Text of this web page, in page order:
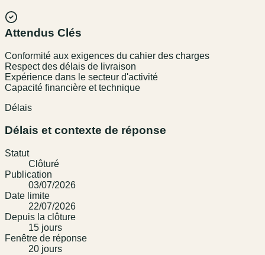
Attendus Clés
Conformité aux exigences du cahier des charges
Respect des délais de livraison
Expérience dans le secteur d'activité
Capacité financière et technique
Délais
Délais et contexte de réponse
Statut
Clôturé
Publication
03/07/2026
Date limite
22/07/2026
Depuis la clôture
15 jours
Fenêtre de réponse
20 jours